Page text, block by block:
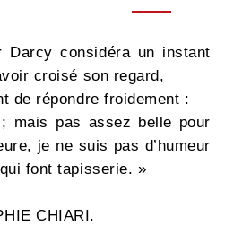
Darcy considéra un instant
croisé son regard,
de répondre froidement :
mais pas assez belle pour
je ne suis pas d’humeur
font tapisserie. »
CHIARI.